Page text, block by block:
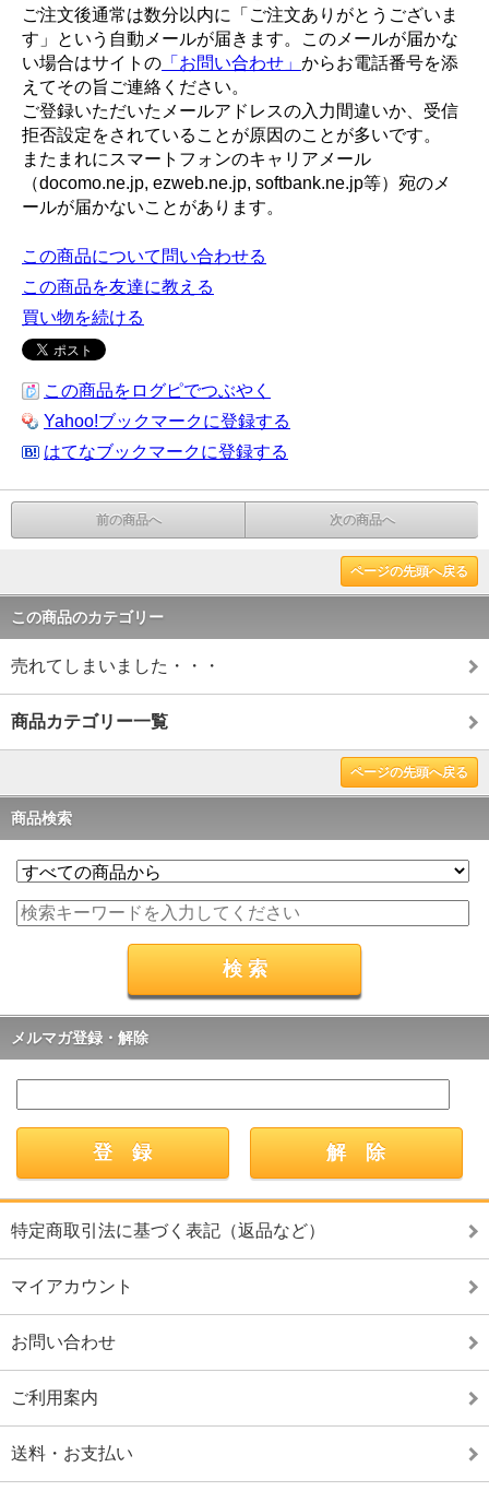
ご注文後通常は数分以内に「ご注文ありがとうございま
す」という自動メールが届きます。このメールが届かな
い場合はサイトの 「お問い合わせ」 からお電話番号を添
えてその旨ご連絡ください。
ご登録いただいたメールアドレスの入力間違いか、受信
拒否設定をされていることが原因のことが多いです。
またまれにスマートフォンのキャリアメール
（docomo.ne.jp, ezweb.ne.jp, softbank.ne.jp等）宛のメ
ールが届かないことがあります。
この商品について問い合わせる
この商品を友達に教える
買い物を続ける
この商品をログピでつぶやく
Yahoo!ブックマークに登録する
はてなブックマークに登録する
前の商品へ 次の商品へ
ページの先頭へ戻る
この商品のカテゴリー
売れてしまいました・・・
商品カテゴリー一覧
ページの先頭へ戻る
商品検索
メルマガ登録・解除
特定商取引法に基づく表記（返品など）
マイアカウント
お問い合わせ
ご利用案内
送料・お支払い